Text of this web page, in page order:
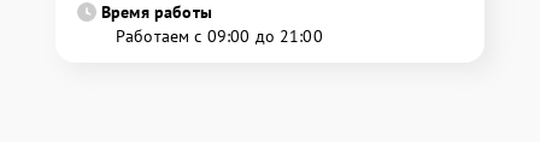
Время работы
Работаем с 09:00 до 21:00